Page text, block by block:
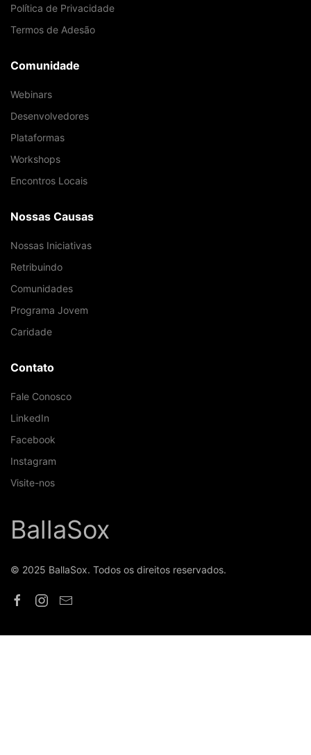
Política de Privacidade
Termos de Adesão
Comunidade
Webinars
Desenvolvedores
Plataformas
Workshops
Encontros Locais
Nossas Causas
Nossas Iniciativas
Retribuindo
Comunidades
Programa Jovem
Caridade
Contato
Fale Conosco
LinkedIn
Facebook
Instagram
Visite-nos
BallaSox
© 2025 BallaSox. Todos os direitos reservados.